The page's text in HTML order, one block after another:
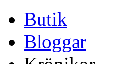
Butik
Bloggar